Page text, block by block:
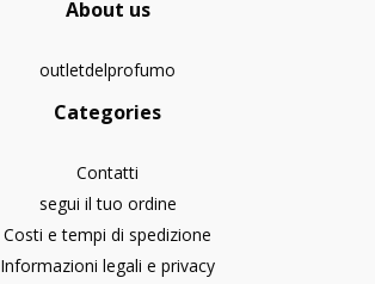
About us
outletdelprofumo
Categories
Contatti
segui il tuo ordine
Costi e tempi di spedizione
Informazioni legali e privacy